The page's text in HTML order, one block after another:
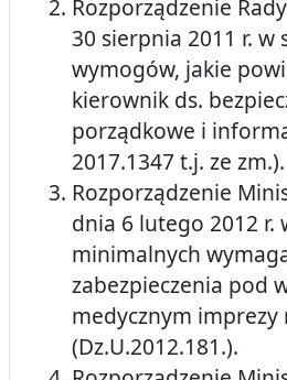
Rozporządzenie
30 sierpnia 2011 r. w
wymogów, jakie
kierownik ds.
porządkowe i
2017.1347 t.j. ze zm.).
Rozporządzenie
dnia 6 lutego 2012 r.
minimalnych
zabezpieczenia pod
medycznym imprezy
(Dz.U.2012.181.).